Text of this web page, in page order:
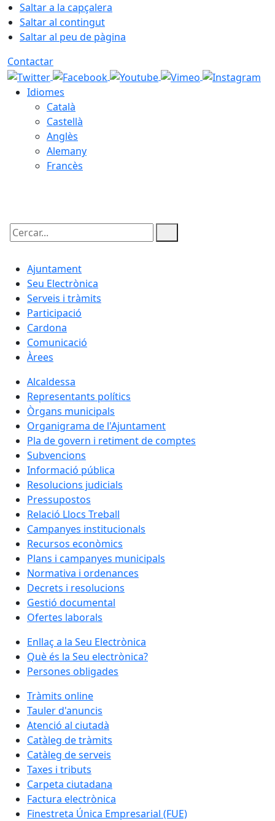
Saltar a la capçalera
Saltar al contingut
Saltar al peu de pàgina
Contactar
Idiomes
Català
Castellà
Anglès
Alemany
Francès
Cercar:
Ajuntament
Seu Electrònica
Serveis i tràmits
Participació
Cardona
Comunicació
Àrees
Alcaldessa
Representants polítics
Òrgans municipals
Organigrama de l'Ajuntament
Pla de govern i retiment de comptes
Subvencions
Informació pública
Resolucions judicials
Pressupostos
Relació Llocs Treball
Campanyes institucionals
Recursos econòmics
Plans i campanyes municipals
Normativa i ordenances
Decrets i resolucions
Gestió documental
Ofertes laborals
Enllaç a la Seu Electrònica
Què és la Seu electrònica?
Persones obligades
Tràmits online
Tauler d'anuncis
Atenció al ciutadà
Catàleg de tràmits
Catàleg de serveis
Taxes i tributs
Carpeta ciutadana
Factura electrònica
Finestreta Única Empresarial (FUE)